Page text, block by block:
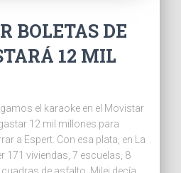
BOLETAS DE
12 MIL
el karaoke en el Movistar
12 mil millones para
a Espert. Con esa plata, en La
171 viviendas, 7 escuelas, 8
de asfalto. Milei decía